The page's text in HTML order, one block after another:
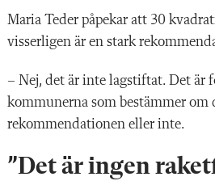
Maria Teder påpekar att 30
visserligen är en stark
– Nej, det är inte lagstiftat. Det är
kommunerna som bestämmer om
rekommendationen eller inte.
”Det är ingen